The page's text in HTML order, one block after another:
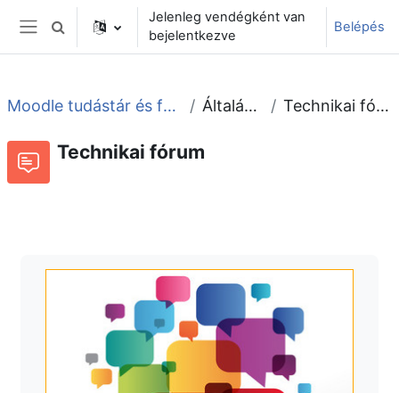
Tovább a fő tartalomhoz
Oldalpanel
Keresési bemeneti adatok váltása
Jelenleg vendégként van
bejelentkezve
Belépés
Moodle tudástár és fórum Általános Technikai fórum
Technikai fórum